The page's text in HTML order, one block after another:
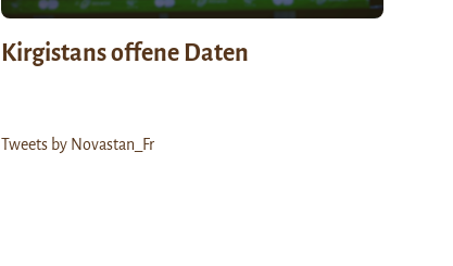
Kirgistans offene Daten
Tweets by Novastan_Fr